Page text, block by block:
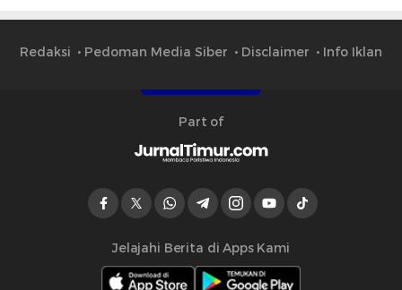
Redaksi Pedoman Media Siber Disclaimer Info Iklan
Part of
Jelajahi Berita di Apps Kami